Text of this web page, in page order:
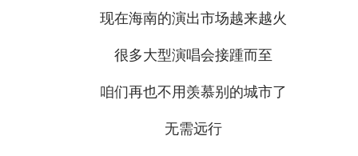
现在海南的演出市场越来越火
很多大型演唱会接踵而至
咱们再也不用羡慕别的城市了
无需远行